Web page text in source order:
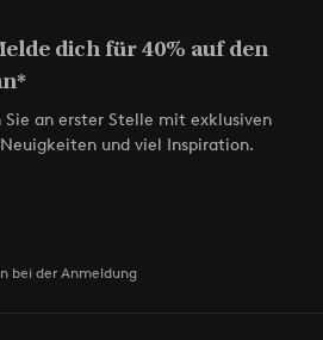
dich für 40% auf den
Sie an erster Stelle mit exklusiven
und viel Inspiration.
bei der Anmeldung